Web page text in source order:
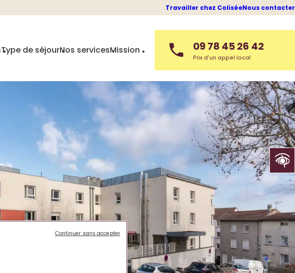
Ouvrir
Travailler chez ColiséeNous contacter
Type de séjourNos servicesMission 09 78 45 26 42
Prix d'un appel local
Continuer sans accepter